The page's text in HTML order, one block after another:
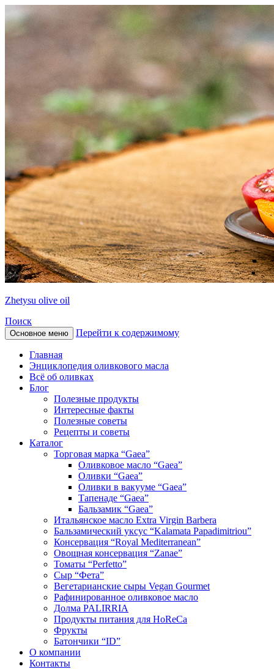
Zhetysu olive oil
Поиск
Основное меню Перейти к содержимому
Главная
Энциклопедия оливкового масла
Всё об оливках
Блог
Полезные продукты
Интересные факты
Полезные советы
Рецепты и советы
Каталог
Торговая марка “Gaea”
Оливковое масло “Gaea”
Оливки “Gaea”
Оливки в вакууме “Gaea”
Тапенаде “Gaea”
Бальзамик “Gaea”
Итальянское масло Extra Virgin Barbera
Бальзамический уксус “Kalamata Papadimitriou”
Консервация “Royal Mediterranean”
Овощная консервация “Zanae”
Томаты “Perfetto”
Сыр “Фета”
Вегетарианские сыры Vegan Gourmet
Рафинированное оливковое масло
Долма PALIRRIA
Продукты питания для HoReCa
Фрукты
Батончики “ID”
О компании
Контакты